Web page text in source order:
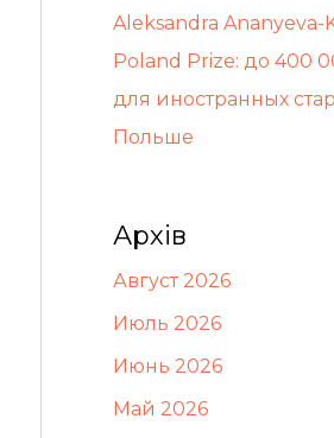
Aleksandra
Poland Prize: до 400
для иностранных
Польше
Архів
Август 2026
Июль 2026
Июнь 2026
Май 2026